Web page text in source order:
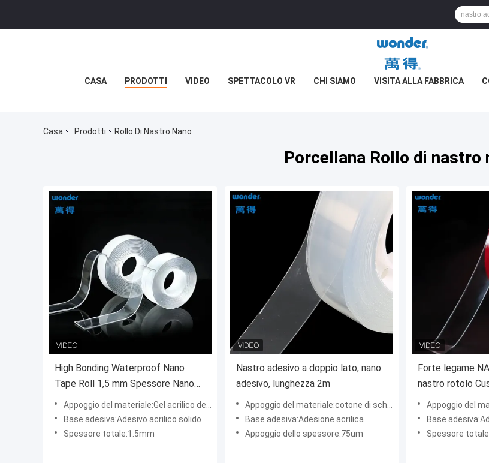
CASA PRODOTTI VIDEO SPETTACOLO VR CHI SIAMO VISITA ALLA FABBRICA
Casa Prodotti Rollo Di Nastro Nano
Porcellana Rollo di nastro
High Bonding Waterproof Nano
Tape Roll 1,5 mm Spessore Nano
Gel Tape
Appoggio del materiale:Gel acrilico del Super Clear
Base adesiva:Adesivo acrilico solido
Spessore totale:1.5mm
Nastro adesivo a doppio lato, nano
adesivo, lunghezza 2m
Appoggio del materiale:cotone di schiuma
Base adesiva:Adesione acrilica
Appoggio dello spessore:75um
Forte legame
nastro rotolo
montare adesivo
Appoggio del
Base
Spessore